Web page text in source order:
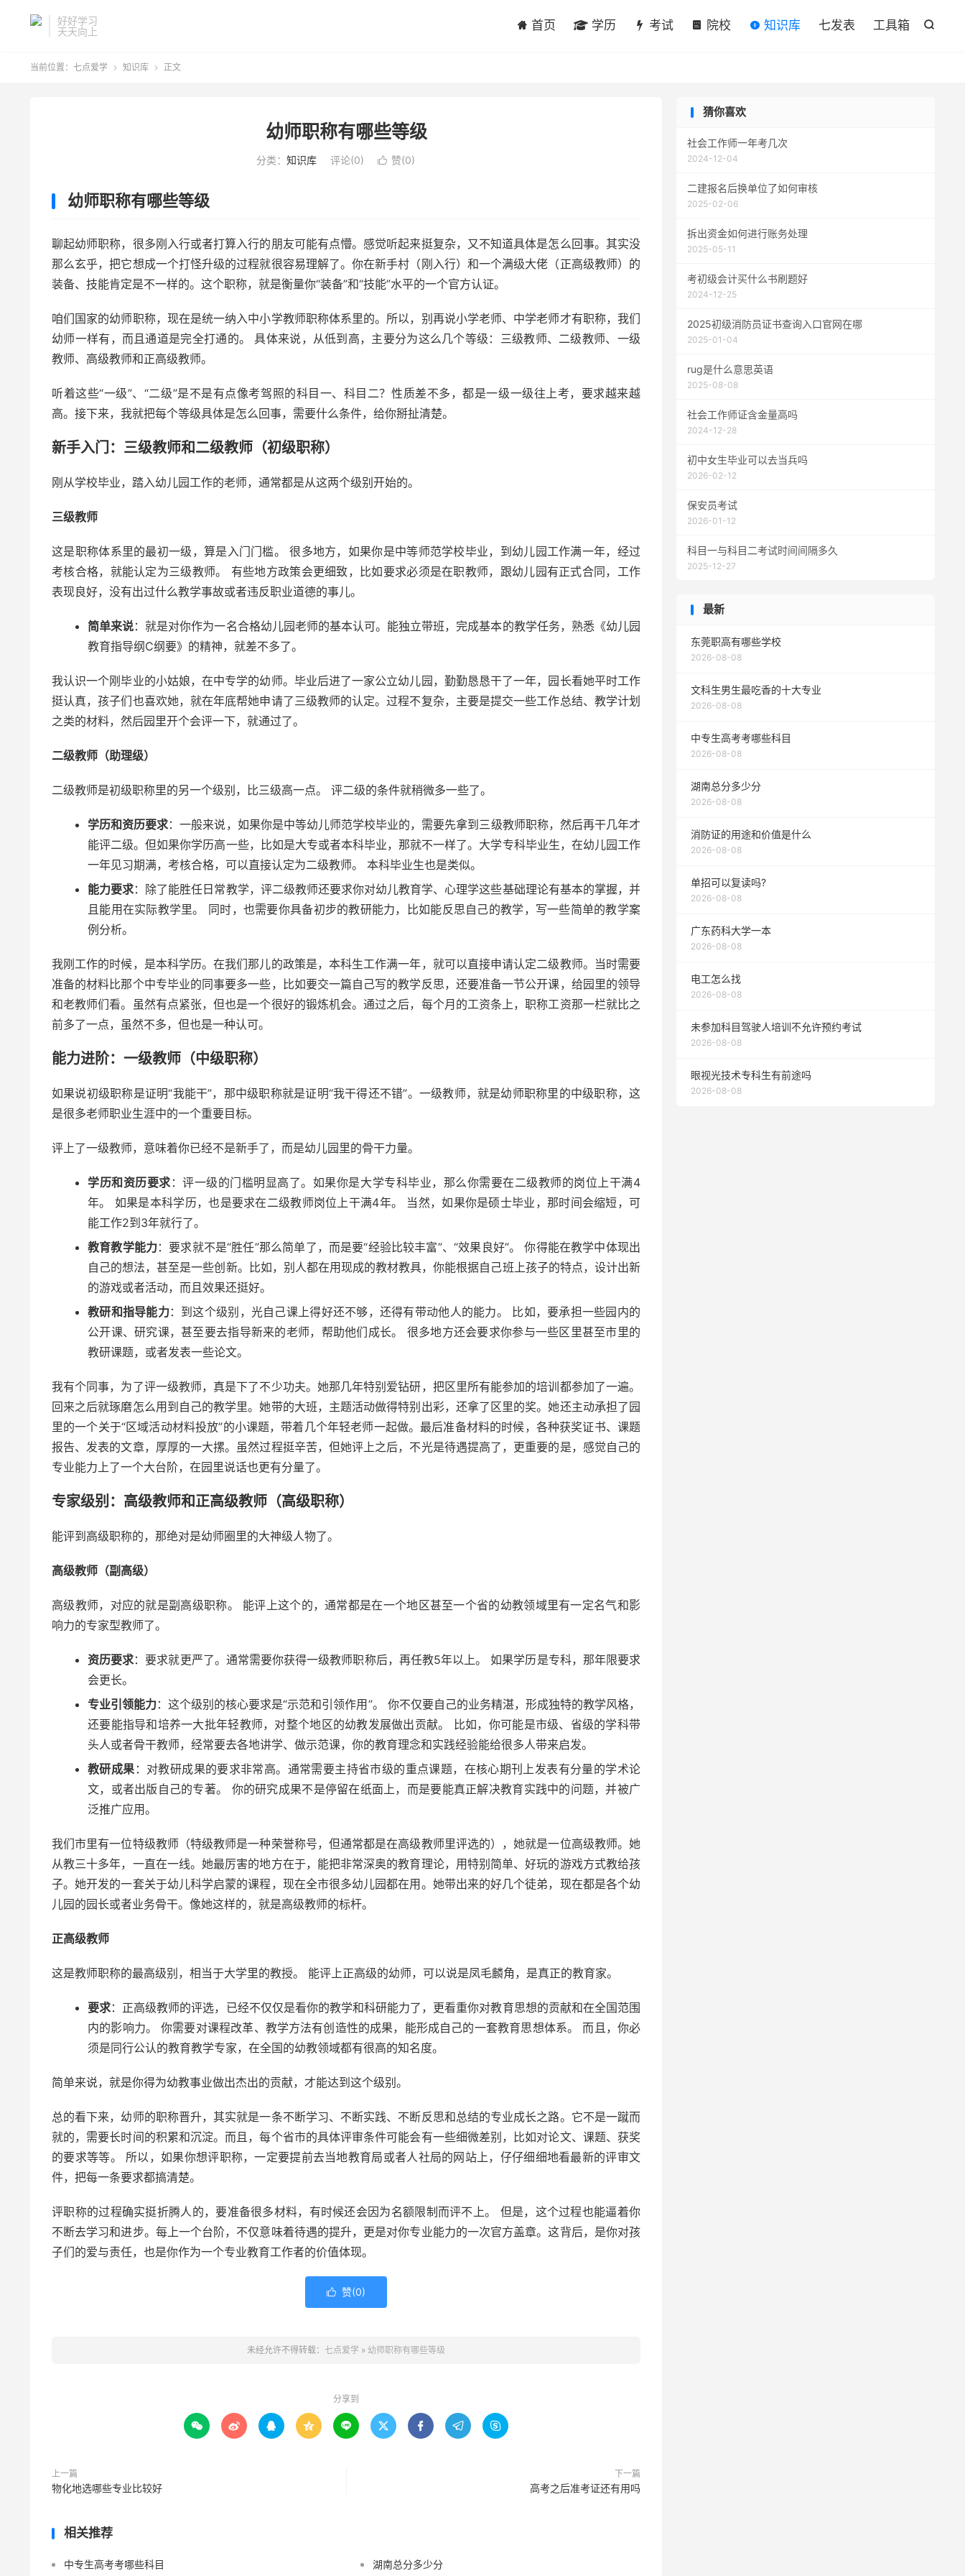
好好学习
天天向上

首页 学历 考试 院校 知识库 七发表 工具箱
当前位置： 七点爱学  知识库  正文
幼师职称有哪些等级
分类： 知识库 评论(0)  赞(0)
幼师职称有哪些等级
聊起幼师职称，很多刚入行或者打算入行的朋友可能有点懵。感觉听起来挺复杂，又不知道具体是怎么回事。其实没
那么玄乎，把它想成一个打怪升级的过程就很容易理解了。你在新手村（刚入行）和一个满级大佬（正高级教师）的
装备、技能肯定是不一样的。这个职称，就是衡量你“装备”和“技能”水平的一个官方认证。
咱们国家的幼师职称，现在是统一纳入中小学教师职称体系里的。所以，别再说小学老师、中学老师才有职称，我们
幼师一样有，而且通道是完全打通的。 具体来说，从低到高，主要分为这么几个等级：三级教师、二级教师、一级
教师、高级教师和正高级教师。
听着这些“一级”、“二级”是不是有点像考驾照的科目一、科目二？性质差不多，都是一级一级往上考，要求越来越
高。接下来，我就把每个等级具体是怎么回事，需要什么条件，给你掰扯清楚。
新手入门：三级教师和二级教师（初级职称）
刚从学校毕业，踏入幼儿园工作的老师，通常都是从这两个级别开始的。
三级教师
这是职称体系里的最初一级，算是入门门槛。 很多地方，如果你是中等师范学校毕业，到幼儿园工作满一年，经过
考核合格，就能认定为三级教师。 有些地方政策会更细致，比如要求必须是在职教师，跟幼儿园有正式合同，工作
表现良好，没有出过什么教学事故或者违反职业道德的事儿。
简单来说：就是对你作为一名合格幼儿园老师的基本认可。能独立带班，完成基本的教学任务，熟悉《幼儿园
教育指导纲C纲要》的精神，就差不多了。
我认识一个刚毕业的小姑娘，在中专学的幼师。毕业后进了一家公立幼儿园，勤勤恳恳干了一年，园长看她平时工作
挺认真，孩子们也喜欢她，就在年底帮她申请了三级教师的认定。过程不复杂，主要是提交一些工作总结、教学计划
之类的材料，然后园里开个会评一下，就通过了。
二级教师（助理级）
二级教师是初级职称里的另一个级别，比三级高一点。 评二级的条件就稍微多一些了。
学历和资历要求：一般来说，如果你是中等幼儿师范学校毕业的，需要先拿到三级教师职称，然后再干几年才
能评二级。但如果你学历高一些，比如是大专或者本科毕业，那就不一样了。大学专科毕业生，在幼儿园工作
一年见习期满，考核合格，可以直接认定为二级教师。 本科毕业生也是类似。
能力要求：除了能胜任日常教学，评二级教师还要求你对幼儿教育学、心理学这些基础理论有基本的掌握，并
且能用在实际教学里。 同时，也需要你具备初步的教研能力，比如能反思自己的教学，写一些简单的教学案
例分析。
我刚工作的时候，是本科学历。在我们那儿的政策是，本科生工作满一年，就可以直接申请认定二级教师。当时需要
准备的材料比那个中专毕业的同事要多一些，比如要交一篇自己写的教学反思，还要准备一节公开课，给园里的领导
和老教师们看。虽然有点紧张，但也是一个很好的锻炼机会。通过之后，每个月的工资条上，职称工资那一栏就比之
前多了一点，虽然不多，但也是一种认可。
能力进阶：一级教师（中级职称）
如果说初级职称是证明“我能干”，那中级职称就是证明“我干得还不错”。一级教师，就是幼师职称里的中级职称，这
是很多老师职业生涯中的一个重要目标。
评上了一级教师，意味着你已经不是新手了，而是幼儿园里的骨干力量。
学历和资历要求 ：评一级的门槛明显高了。如果你是大学专科毕业，那么你需要在二级教师的岗位上干满4
年。 如果是本科学历，也是要求在二级教师岗位上干满4年。 当然，如果你是硕士毕业，那时间会缩短，可
能工作2到3年就行了。
教育教学能力：要求就不是“胜任”那么简单了，而是要“经验比较丰富”、“效果良好”。 你得能在教学中体现出
自己的想法，甚至是一些创新。比如，别人都在用现成的教材教具，你能根据自己班上孩子的特点，设计出新
的游戏或者活动，而且效果还挺好。
教研和指导能力：到这个级别，光自己课上得好还不够，还得有带动他人的能力。 比如，要承担一些园内的
公开课、研究课，甚至要去指导新来的老师，帮助他们成长。 很多地方还会要求你参与一些区里甚至市里的
教研课题，或者发表一些论文。
我有个同事，为了评一级教师，真是下了不少功夫。她那几年特别爱钻研，把区里所有能参加的培训都参加了一遍。
回来之后就琢磨怎么用到自己的教学里。她带的大班，主题活动做得特别出彩，还拿了区里的奖。她还主动承担了园
里的一个关于“区域活动材料投放”的小课题，带着几个年轻老师一起做。最后准备材料的时候，各种获奖证书、课题
报告、发表的文章，厚厚的一大摞。虽然过程挺辛苦，但她评上之后，不光是待遇提高了，更重要的是，感觉自己的
专业能力上了一个大台阶，在园里说话也更有分量了。
专家级别：高级教师和正高级教师（高级职称）
能评到高级职称的，那绝对是幼师圈里的大神级人物了。
高级教师（副高级）
高级教师，对应的就是副高级职称。 能评上这个的，通常都是在一个地区甚至一个省的幼教领域里有一定名气和影
响力的专家型教师了。
资历要求：要求就更严了。通常需要你获得一级教师职称后，再任教5年以上。 如果学历是专科，那年限要求
会更长。
专业引领能力：这个级别的核心要求是“示范和引领作用”。 你不仅要自己的业务精湛，形成独特的教学风格，
还要能指导和培养一大批年轻教师，对整个地区的幼教发展做出贡献。 比如，你可能是市级、省级的学科带
头人或者骨干教师，经常要去各地讲学、做示范课，你的教育理念和实践经验能给很多人带来启发。
教研成果 ：对教研成果的要求非常高。通常需要主持省市级的重点课题，在核心期刊上发表有分量的学术论
文，或者出版自己的专著。 你的研究成果不是停留在纸面上，而是要能真正解决教育实践中的问题，并被广
泛推广应用。
我们市里有一位特级教师（特级教师是一种荣誉称号，但通常都是在高级教师里评选的），她就是一位高级教师。她
从教三十多年，一直在一线。她最厉害的地方在于，能把非常深奥的教育理论，用特别简单、好玩的游戏方式教给孩
子。她开发的一套关于幼儿科学启蒙的课程，现在全市很多幼儿园都在用。她带出来的好几个徒弟，现在都是各个幼
儿园的园长或者业务骨干。像她这样的，就是高级教师的标杆。
正高级教师
这是教师职称的最高级别，相当于大学里的教授。 能评上正高级的幼师，可以说是凤毛麟角，是真正的教育家。
要求：正高级教师的评选，已经不仅仅是看你的教学和科研能力了，更看重你对教育思想的贡献和在全国范围
内的影响力。 你需要对课程改革、教学方法有创造性的成果，能形成自己的一套教育思想体系。 而且，你必
须是同行公认的教育教学专家，在全国的幼教领域都有很高的知名度。
简单来说，就是你得为幼教事业做出杰出的贡献，才能达到这个级别。
总的看下来，幼师的职称晋升，其实就是一条不断学习、不断实践、不断反思和总结的专业成长之路。它不是一蹴而
就的，需要长时间的积累和沉淀。而且，每个省市的具体评审条件可能会有一些细微差别，比如对论文、课题、获奖
的要求等等。 所以，如果你想评职称，一定要提前去当地教育局或者人社局的网站上，仔仔细细地看最新的评审文
件，把每一条要求都搞清楚。
评职称的过程确实挺折腾人的，要准备很多材料，有时候还会因为名额限制而评不上。 但是，这个过程也能逼着你
不断去学习和进步。每上一个台阶，不仅意味着待遇的提升，更是对你专业能力的一次官方盖章。这背后，是你对孩
子们的爱与责任，也是你作为一个专业教育工作者的价值体现。
 赞(0)
未经允许不得转载： 七点爱学 » 幼师职称有哪些等级
分享到
        
上一篇
物化地选哪些专业比较好
下一篇
高考之后准考证还有用吗
相关推荐
中专生高考考哪些科目 湖南总分多少分
猜你喜欢
社会工作师一年考几次
2024-12-04
二建报名后换单位了如何审核
2025-02-06
拆出资金如何进行账务处理
2025-05-11
考初级会计买什么书刷题好
2024-12-25
2025初级消防员证书查询入口官网在哪
2025-01-04
rug是什么意思英语
2025-08-08
社会工作师证含金量高吗
2024-12-28
初中女生毕业可以去当兵吗
2026-02-12
保安员考试
2026-01-12
科目一与科目二考试时间间隔多久
2025-12-27
最新
东莞职高有哪些学校
2026-08-08
文科生男生最吃香的十大专业
2026-08-08
中专生高考考哪些科目
2026-08-08
湖南总分多少分
2026-08-08
消防证的用途和价值是什么
2026-08-08
单招可以复读吗?
2026-08-08
广东药科大学一本
2026-08-08
电工怎么找
2026-08-08
未参加科目驾驶人培训不允许预约考试
2026-08-08
眼视光技术专科生有前途吗
2026-08-08